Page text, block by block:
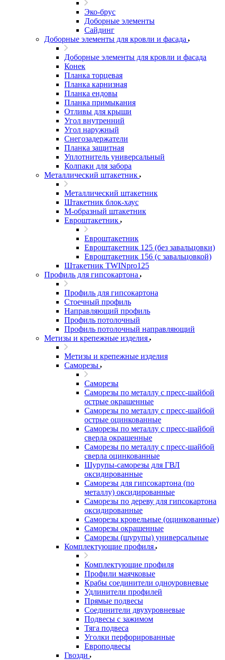
Эко-брус
Доборные элементы
Сайдинг
Доборные элементы для кровли и фасада
Доборные элементы для кровли и фасада
Конек
Планка торцевая
Планка карнизная
Планка ендовы
Планка примыкания
Отливы для крыши
Угол внутренний
Угол наружный
Снегозадержатели
Планка защитная
Уплотнитель универсальный
Колпаки для забора
Металлический штакетник
Металлический штакетник
Штакетник блок-хаус
М-образный штакетник
Евроштакетник
Евроштакетник
Евроштакетник 125 (без завальцовки)
Евроштакетник 156 (с завальцовкой)
Штакетник TWINpro125
Профиль для гипсокартона
Профиль для гипсокартона
Стоечный профиль
Направляющий профиль
Профиль потолочный
Профиль потолочный направляющий
Метизы и крепежные изделия
Метизы и крепежные изделия
Саморезы
Саморезы
Саморезы по металлу с пресс-шайбой
острые окрашенные
Саморезы по металлу с пресс-шайбой
острые оцинкованные
Саморезы по металлу с пресс-шайбой
сверла окрашенные
Саморезы по металлу с пресс-шайбой
сверла оцинкованные
Шурупы-саморезы для ГВЛ
оксидированные
Саморезы для гипсокартона (по
металлу) оксидированные
Саморезы по дереву для гипсокартона
оксидированные
Саморезы кровельные (оцинкованные)
Саморезы окрашенные
Саморезы (шурупы) универсальные
Комплектующие профиля
Комплектующие профиля
Профили маячковые
Крабы соединители одноуровневые
Удлинители профилей
Прямые подвесы
Соединители двухуровневые
Подвесы с зажимом
Тяга подвеса
Уголки перфорированные
Европодвесы
Гвозди